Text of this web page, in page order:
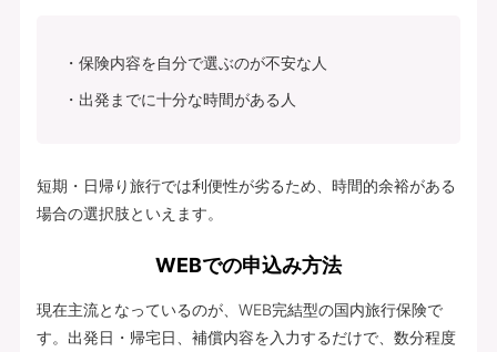
保険内容を自分で選ぶのが不安な人
出発までに十分な時間がある人
短期・日帰り旅行では利便性が劣るため、時間的余裕がある
場合の選択肢といえます。
WEBでの申込み方法
現在主流となっているのが、WEB完結型の国内旅行保険で
す。出発日・帰宅日、補償内容を入力するだけで、数分程度